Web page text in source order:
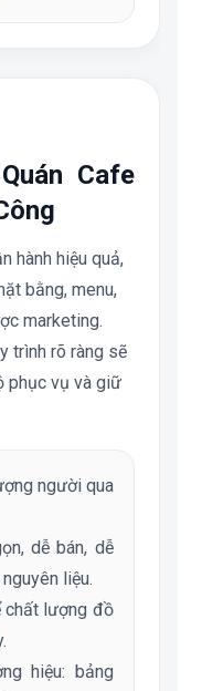
Cafe
hành hiệu quả,
bằng, menu,
marketing.
trình rõ ràng sẽ
phục vụ và giữ
người qua
dễ bán, dễ
liệu.
chất lượng đồ
hiệu: bảng